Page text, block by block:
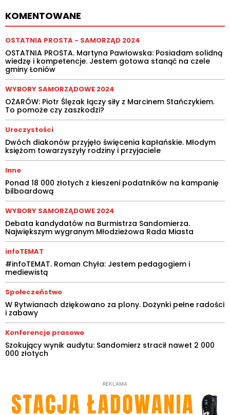
KOMENTOWANE
OSTATNIA PROSTA - SAMORZĄD 2024
OSTATNIA PROSTA. Martyna Pawłowska: Posiadam solidną
wiedzę i kompetencje. Jestem gotowa stanąć na czele
gminy Łoniów
WYBORY SAMORZĄDOWE 2024
OŻARÓW: Piotr Ślęzak łączy siły z Marcinem Stańczykiem.
To pomoże czy zaszkodzi?
Uroczystości
Dwóch diakonów przyjęło święcenia kapłańskie. Młodym
księżom towarzyszyły rodziny i przyjaciele
Inne
Ponad 18 000 złotych z kieszeni podatników na kampanię
bilboardową
WYBORY SAMORZĄDOWE 2024
Debata kandydatów na Burmistrza Sandomierza.
Największym wygranym Młodzieżowa Rada Miasta
infoTEMAT
#infoTEMAT. Roman Chyła: Jestem pedagogiem i
mediewistą
Społeczeństwo
W Rytwianach dziękowano za plony. Dożynki pełne radości
i zabawy
Konferencje prasowe
Szokujący wynik audytu: Sandomierz stracił nawet 2 000
000 złotych
REKLAMA